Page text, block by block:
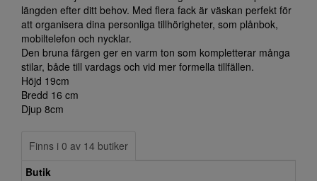
längden efter ditt behov. Med flera fack är väskan perfekt för
att organisera dina personliga tillhörigheter, som plånbok,
mobiltelefon och nycklar.
Den bruna färgen ger en varm ton som kompletterar många
stilar, både till vardags och vid mer formella tillfällen.
Höjd 19cm
Bredd 16 cm
Djup 8cm
Finns i 0 av 14 butiker
Butik